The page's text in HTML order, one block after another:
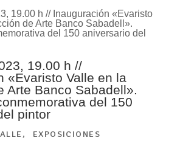
19.00 h //
«Evaristo Valle en la
Arte Banco Sabadell».
del 150
pintor
, EXPOSICIONES